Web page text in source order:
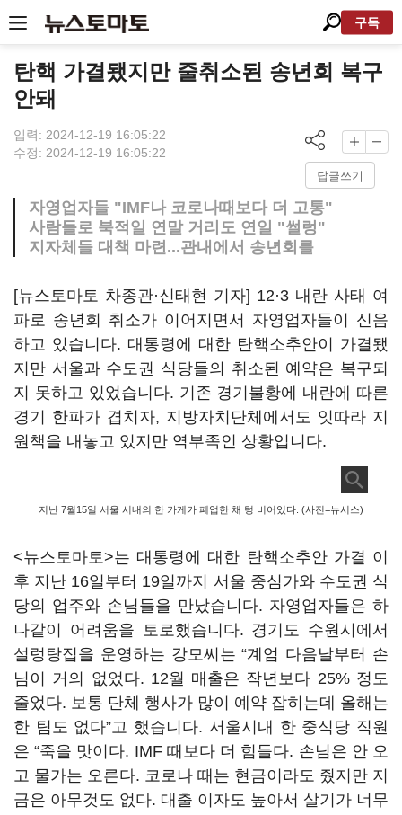
구독
탄핵 가결됐지만 줄취소된 송년회 복구
안돼
입력: 2024-12-19 16:05:22
수정: 2024-12-19 16:05:22
답글쓰기
자영업자들 "IMF나 코로나때보다 더 고통"
사람들로 북적일 연말 거리도 연일 "썰렁"
지자체들 대책 마련...관내에서 송년회를
[뉴스토마토 차종관·신태현 기자] 12·3 내란 사태 여
파로 송년회 취소가 이어지면서 자영업자들이 신음
하고 있습니다. 대통령에 대한 탄핵소추안이 가결됐
지만 서울과 수도권 식당들의 취소된 예약은 복구되
지 못하고 있었습니다. 기존 경기불황에 내란에 따른
경기 한파가 겹치자, 지방자치단체에서도 잇따라 지
원책을 내놓고 있지만 역부족인 상황입니다.
지난 7월15일 서울 시내의 한 가게가 폐업한 채 텅 비어있다. (사진=뉴시스)
<뉴스토마토>는 대통령에 대한 탄핵소추안 가결 이
후 지난 16일부터 19일까지 서울 중심가와 수도권 식
당의 업주와 손님들을 만났습니다. 자영업자들은 하
나같이 어려움을 토로했습니다. 경기도 수원시에서
설렁탕집을 운영하는 강모씨는 “계엄 다음날부터 손
님이 거의 없었다. 12월 매출은 작년보다 25% 정도
줄었다. 보통 단체 행사가 많이 예약 잡히는데 올해는
한 팀도 없다”고 했습니다. 서울시내 한 중식당 직원
은 “죽을 맛이다. IMF 때보다 더 힘들다. 손님은 안 오
고 물가는 오른다. 코로나 때는 현금이라도 줬지만 지
금은 아무것도 없다. 대출 이자도 높아서 살기가 너무